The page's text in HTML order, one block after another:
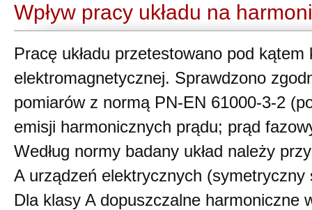
Wpływ pracy układu na
Pracę układu przetestowano pod
elektromagnetycznej. Sprawdzono
pomiarów z normą PN-EN 61000-3-2
emisji harmonicznych prądu; prąd
Według normy badany układ należy
A urządzeń elektrycznych
Dla klasy A dopuszczalne harmoniczne